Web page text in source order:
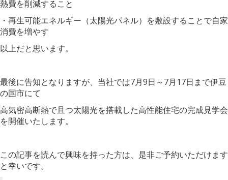
熱費を削減すること
・再生可能エネルギー（太陽光パネル）を敷設することで自家
消費を増やす
以上だと思います。
最後に告知となりますが、当社では7月9日～7月17日まで伊豆
の国市にて
高気密高断熱で且つ太陽光を搭載した高性能住宅の完成見学会
を開催いたします。
この記事を読んで興味を持った方は、是非ご予約いただけます
と幸いです。